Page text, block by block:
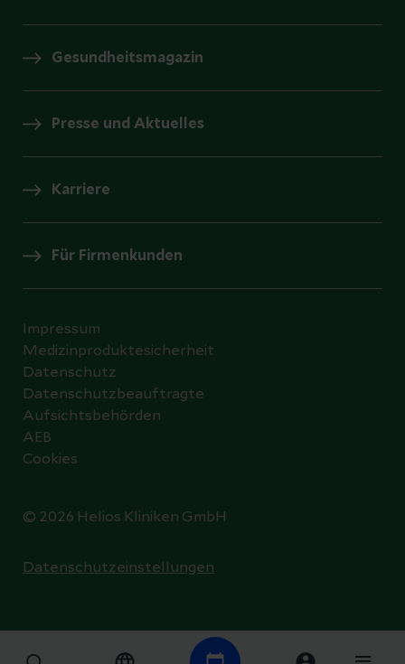
Gesundheitsmagazin
Presse und Aktuelles
Karriere
Für Firmenkunden
© 2026 Helios Kliniken GmbH
Impressum
Medizinproduktesicherheit
Datenschutz
Datenschutzbeauftragte
Aufsichtsbehörden
AEB
Cookies
Datenschutzeinstellungen